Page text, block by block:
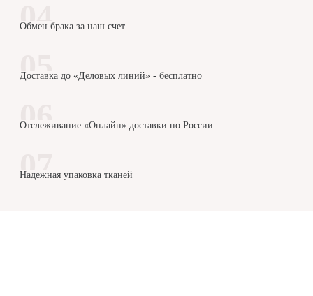
Обмен брака за наш счет
Доставка до «Деловых линий» - бесплатно
Отслеживание «Онлайн» доставки по России
Надежная упаковка тканей